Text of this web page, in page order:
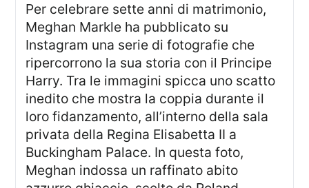
Per celebrare sette anni di matrimonio,
Meghan Markle ha pubblicato su
Instagram una serie di fotografie che
ripercorrono la sua storia con il Principe
Harry. Tra le immagini spicca uno scatto
inedito che mostra la coppia durante il
loro fidanzamento, all’interno della sala
privata della Regina Elisabetta II a
Buckingham Palace. In questa foto,
Meghan indossa un raffinato abito